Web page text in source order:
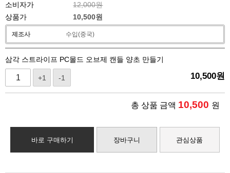
소비자가
12,000원
상품가
10,500원
제조사 수입(중국)
삼각 스트라이프 PC몰드 오브제 캔들 양초 만들기
+1 -1 10,500원
총 상품 금액 10,500 원
바로 구매하기 장바구니 관심상품